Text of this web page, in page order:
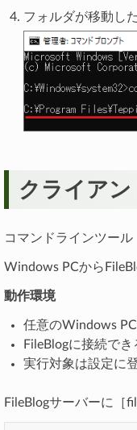
フォルダが移動し
クライア
コマンドラインツール
Windows PCから
動作環境
任意のWindows
FileBlogに接続でき
実行対象は設定に
FileBlogサーバーに［